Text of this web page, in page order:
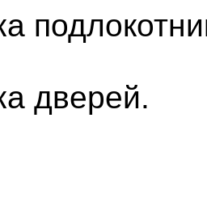
дверей.